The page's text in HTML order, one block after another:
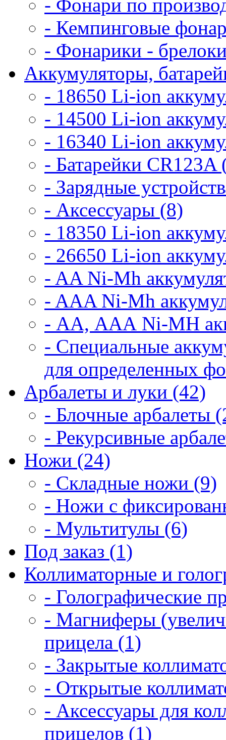
- Фонари по
- Кемпинговые
- Фонарики -
Аккумуляторы,
- 18650 Li-ion
- 14500 Li-ion
- 16340 Li-ion
- Батарейки CR123A
- Зарядные
- Аксессуары (8)
- 18350 Li-ion
- 26650 Li-ion
- AA Ni-Mh
- AAA Ni-Mh
- АА, ААА Ni-MH
- Специальные
для определенных
Арбалеты и луки (42)
- Блочные арбалеты
- Рекурсивные
Ножи (24)
- Складные ножи (9)
- Ножи с
- Мультитулы (6)
Под заказ (1)
Коллиматорные и
- Голографические
- Магниферы
прицела (1)
- Закрытые
- Открытые
- Аксессуары для
прицелов (1)